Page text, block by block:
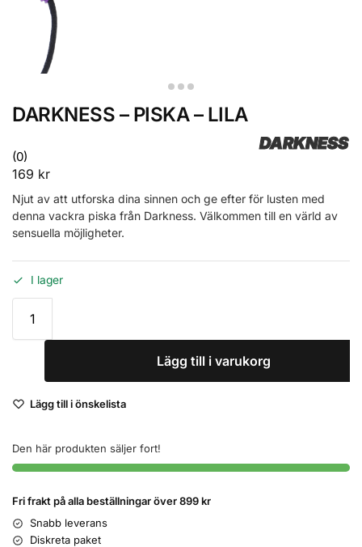
DARKNESS – PISKA – LILA
DARKNESS
(0)
169 kr
Njut av att utforska dina sinnen och ge efter för lusten med
denna vackra piska från Darkness. Välkommen till en värld av
sensuella möjligheter.
I lager
Lägg till i varukorg
Lägg till i önskelista
Den här produkten säljer fort!
Fri frakt på alla beställningar över 899 kr
Snabb leverans
Diskreta paket